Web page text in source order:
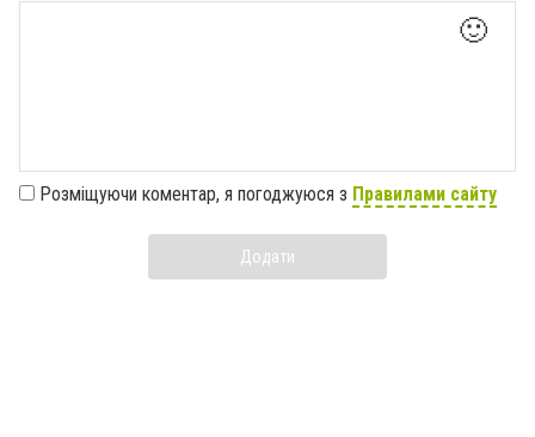
🙂
Розміщуючи коментар, я погоджуюся з Правилами сайту
Додати